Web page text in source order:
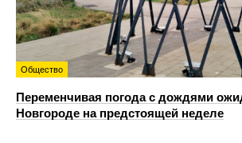
Общество
Переменчивая погода с дождями
Новгороде на предстоящей неделе